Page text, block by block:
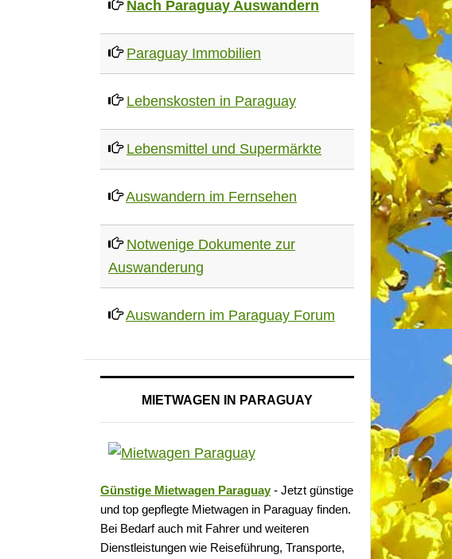
Nach Paraguay Auswandern
Paraguay Immobilien
Lebenskosten in Paraguay
Lebensmittel und Supermärkte
Auswandern im Fernsehen
Notwenige Dokumente zur
Auswanderung
Auswandern im Paraguay Forum
MIETWAGEN IN PARAGUAY
Günstige Mietwagen Paraguay- Jetzt günstige
und top gepflegte Mietwagen in Paraguay finden.
Bei Bedarf auch mit Fahrer und weiteren
Dienstleistungen wie Reiseführung, Transporte,